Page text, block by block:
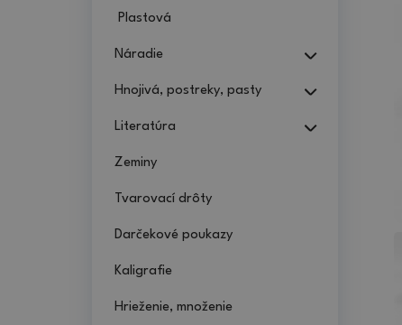
Plastová
Náradie
Hnojivá, postreky, pasty
Literatúra
Zeminy
Tvarovací drôty
Darčekové poukazy
Kaligrafie
Hrieženie, množenie